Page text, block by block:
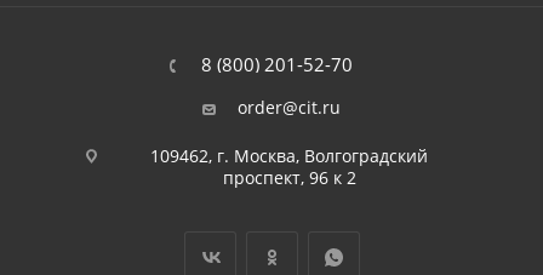
8 (800) 201-52-70
order@cit.ru
109462, г. Москва, Волгоградский
проспект, 96 к 2